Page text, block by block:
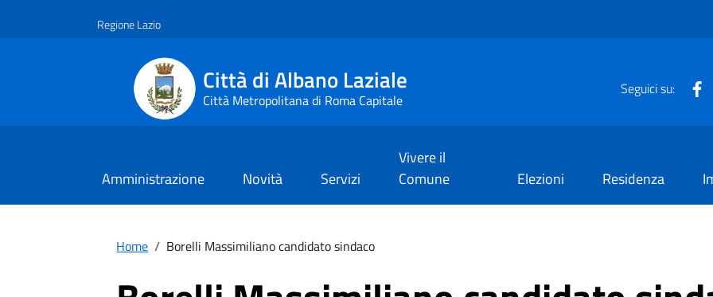
Regione Lazio
Città di Albano Laziale
Città Metropolitana di Roma Capitale
Seguici su:
Amministrazione Novità Servizi
Vivere il
Comune
Elezioni Residenza
Home / Borelli Massimiliano candidato sindaco